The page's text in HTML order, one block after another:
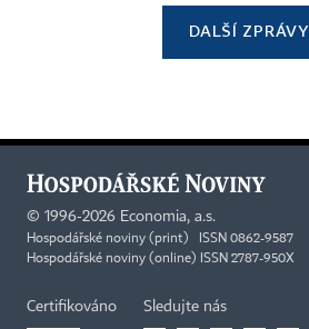
DALŠÍ ZPRÁVY
© 1996-2026 Economia, a.s.
Hospodářské noviny (print) ISSN 0862-9587
Hospodářské noviny (online) ISSN 2787-950X
Certifikováno Sledujte nás